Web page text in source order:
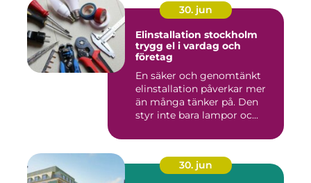
30. jun
Elinstallation stockholm
trygg el i vardag och
företag
En säker och genomtänkt
elinstallation påverkar mer
än många tänker på. Den
styr inte bara lampor oc...
30. jun